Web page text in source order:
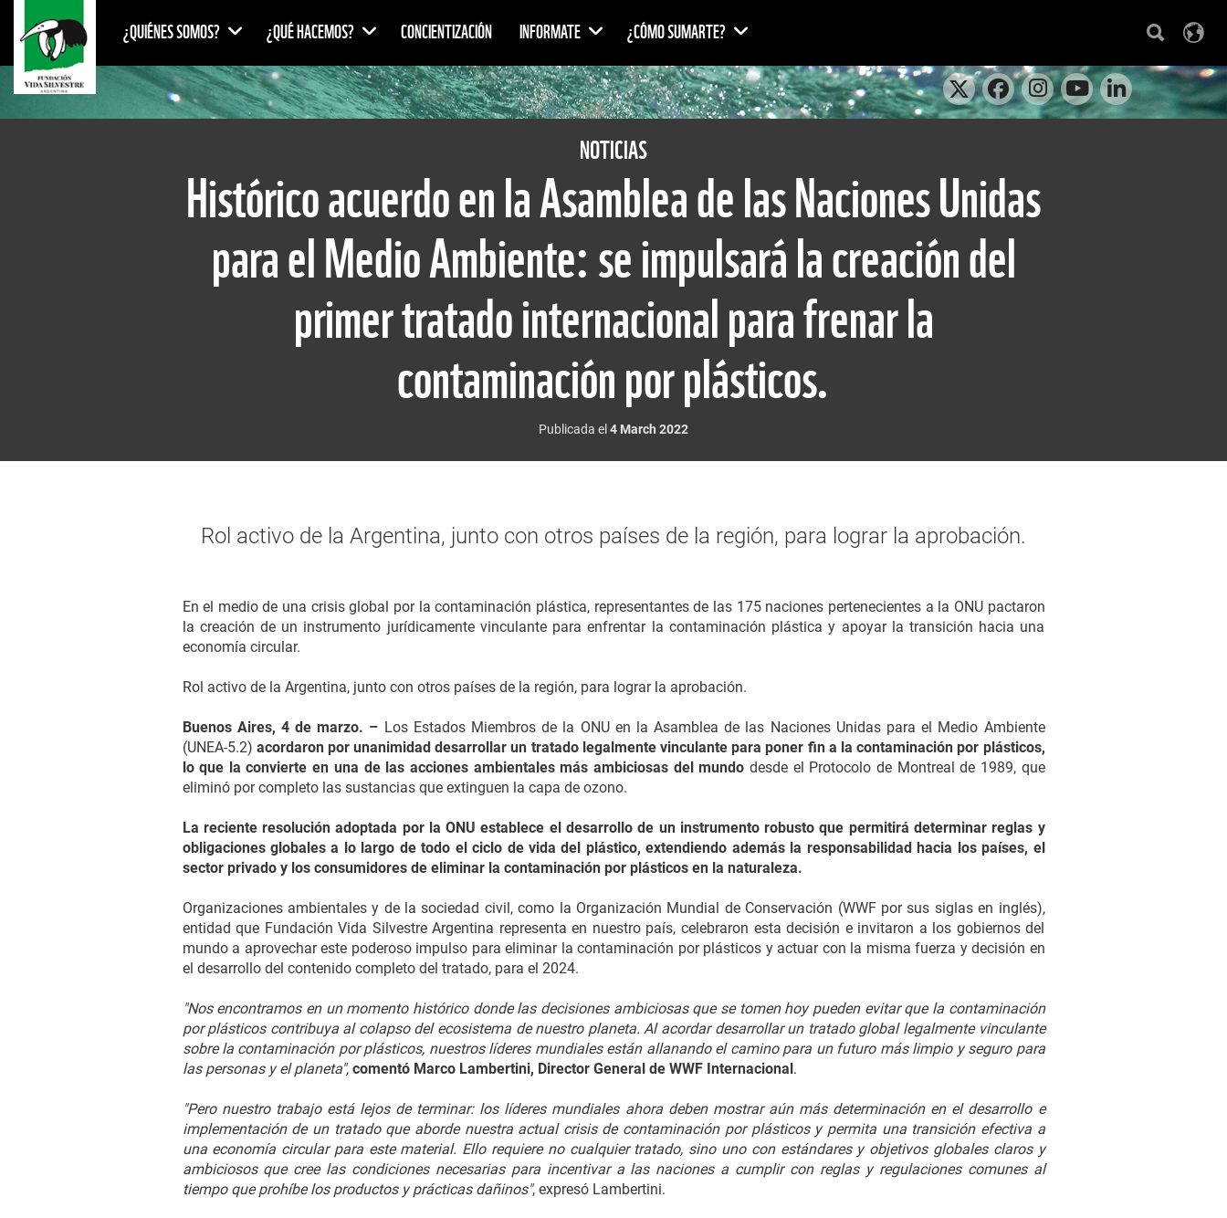
¿QUIÉNES SOMOS? ¿QUÉ HACEMOS? CONCIENTIZACIÓN INFORMATE ¿CÓMO SUMARTE?
NOTICIAS
Histórico acuerdo en la Asamblea de las Naciones Unidas
para el Medio Ambiente: se impulsará la creación del
primer tratado internacional para frenar la
contaminación por plásticos.
Publicada el 4 March 2022
Rol activo de la Argentina, junto con otros países de la región, para lograr la aprobación.
En el medio de una crisis global por la contaminación plástica, representantes de las 175 naciones pertenecientes a la ONU pactaron
la creación de un instrumento jurídicamente vinculante para enfrentar la contaminación plástica y apoyar la transición hacia una
economía circular.
Rol activo de la Argentina, junto con otros países de la región, para lograr la aprobación.
Buenos Aires, 4 de marzo. – Los Estados Miembros de la ONU en la Asamblea de las Naciones Unidas para el Medio Ambiente
(UNEA-5.2) acordaron por unanimidad desarrollar un tratado legalmente vinculante para poner fin a la contaminación por plásticos,
lo que la convierte en una de las acciones ambientales más ambiciosas del mundo desde el Protocolo de Montreal de 1989, que
eliminó por completo las sustancias que extinguen la capa de ozono.
La reciente resolución adoptada por la ONU establece el desarrollo de un instrumento robusto que permitirá determinar reglas y
obligaciones globales a lo largo de todo el ciclo de vida del plástico, extendiendo además la responsabilidad hacia los países, el
sector privado y los consumidores de eliminar la contaminación por plásticos en la naturaleza.
Organizaciones ambientales y de la sociedad civil, como la Organización Mundial de Conservación (WWF por sus siglas en inglés),
entidad que Fundación Vida Silvestre Argentina representa en nuestro país, celebraron esta decisión e invitaron a los gobiernos del
mundo a aprovechar este poderoso impulso para eliminar la contaminación por plásticos y actuar con la misma fuerza y decisión en
el desarrollo del contenido completo del tratado, para el 2024.
"Nos encontramos en un momento histórico donde las decisiones ambiciosas que se tomen hoy pueden evitar que la contaminación
por plásticos contribuya al colapso del ecosistema de nuestro planeta. Al acordar desarrollar un tratado global legalmente vinculante
sobre la contaminación por plásticos, nuestros líderes mundiales están allanando el camino para un futuro más limpio y seguro para
las personas y el planeta", comentó Marco Lambertini, Director General de WWF Internacional.
"Pero nuestro trabajo está lejos de terminar: los líderes mundiales ahora deben mostrar aún más determinación en el desarrollo e
implementación de un tratado que aborde nuestra actual crisis de contaminación por plásticos y permita una transición efectiva a
una economía circular para este material. Ello requiere no cualquier tratado, sino uno con estándares y objetivos globales claros y
ambiciosos que cree las condiciones necesarias para incentivar a las naciones a cumplir con reglas y regulaciones comunes al
tiempo que prohíbe los productos y prácticas dañinos", expresó Lambertini.